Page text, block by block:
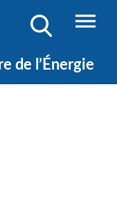
de l’Énergie